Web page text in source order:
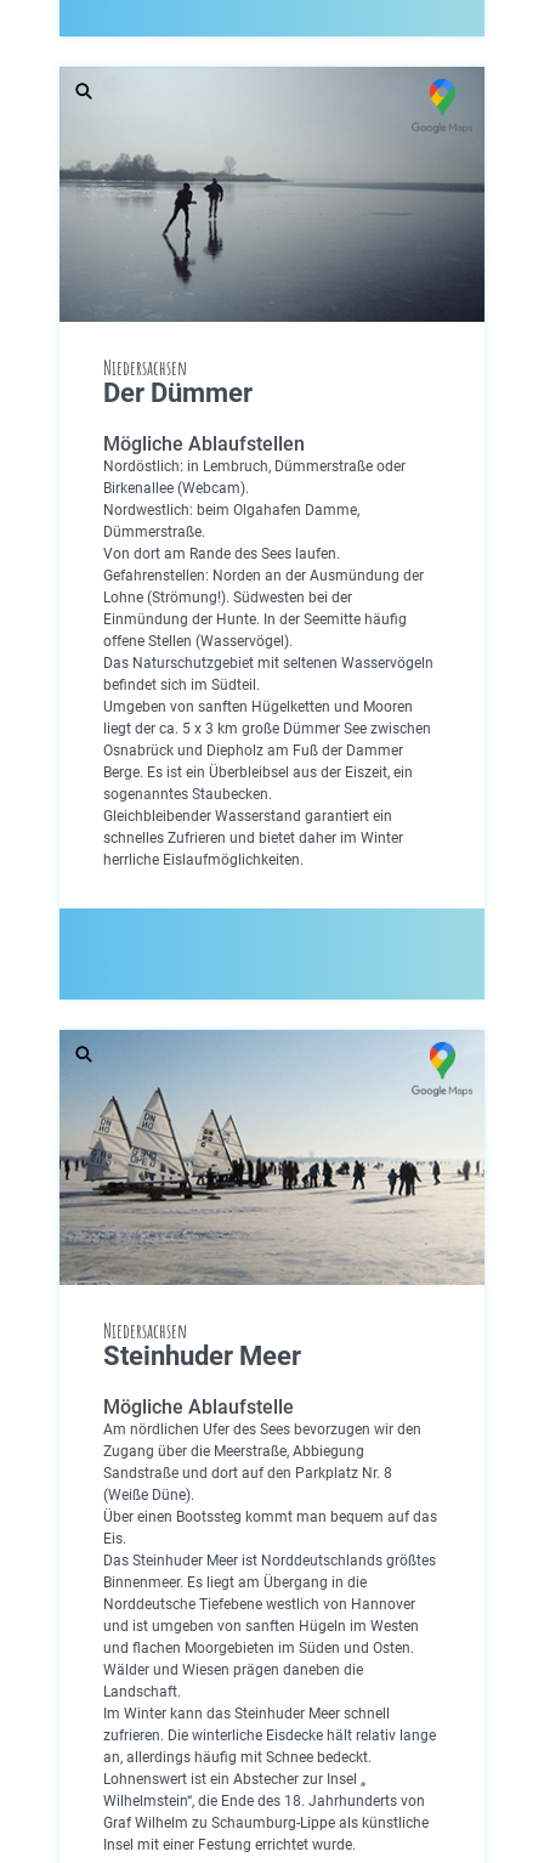
Niedersachsen
Der Dümmer
Mögliche Ablaufstellen
Nordöstlich: in Lembruch, Dümmerstraße oder
Birkenallee (Webcam).
Nordwestlich: beim Olgahafen Damme,
Dümmerstraße.
Von dort am Rande des Sees laufen.
Gefahrenstellen: Norden an der Ausmündung der
Lohne (Strömung!). Südwesten bei der
Einmündung der Hunte. In der Seemitte häufig
offene Stellen (Wasservögel).
Das Naturschutzgebiet mit seltenen Wasservögeln
befindet sich im Südteil.
Umgeben von sanften Hügelketten und Mooren
liegt der ca. 5 x 3 km große Dümmer See zwischen
Osnabrück und Diepholz am Fuß der Dammer
Berge. Es ist ein Überbleibsel aus der Eiszeit, ein
sogenanntes Staubecken.
Gleichbleibender Wasserstand garantiert ein
schnelles Zufrieren und bietet daher im Winter
herrliche Eislaufmöglichkeiten.
Niedersachsen
Steinhuder Meer
Mögliche Ablaufstelle
Am nördlichen Ufer des Sees bevorzugen wir den
Zugang über die Meerstraße, Abbiegung
Sandstraße und dort auf den Parkplatz Nr. 8
(Weiße Düne).
Über einen Bootssteg kommt man bequem auf das
Eis.
Das Steinhuder Meer ist Norddeutschlands größtes
Binnenmeer. Es liegt am Übergang in die
Norddeutsche Tiefebene westlich von Hannover
und ist umgeben von sanften Hügeln im Westen
und flachen Moorgebieten im Süden und Osten.
Wälder und Wiesen prägen daneben die
Landschaft.
Im Winter kann das Steinhuder Meer schnell
zufrieren. Die winterliche Eisdecke hält relativ lange
an, allerdings häufig mit Schnee bedeckt.
Lohnenswert ist ein Abstecher zur Insel „
Wilhelmstein“, die Ende des 18. Jahrhunderts von
Graf Wilhelm zu Schaumburg-Lippe als künstliche
Insel mit einer Festung errichtet wurde.